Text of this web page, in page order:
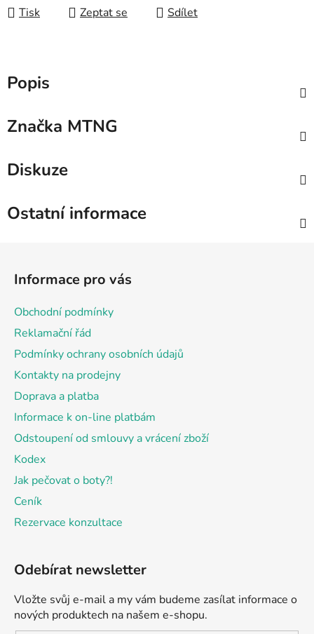
Tisk Zeptat se Sdílet
Popis
Značka MTNG
Diskuze
Ostatní informace
Informace pro vás
Obchodní podmínky
Reklamační řád
Podmínky ochrany osobních údajů
Kontakty na prodejny
Doprava a platba
Informace k on-line platbám
Odstoupení od smlouvy a vrácení zboží
Kodex
Jak pečovat o boty?!
Ceník
Rezervace konzultace
Odebírat newsletter
Vložte svůj e-mail a my vám budeme zasílat informace o
nových produktech na našem e-shopu.